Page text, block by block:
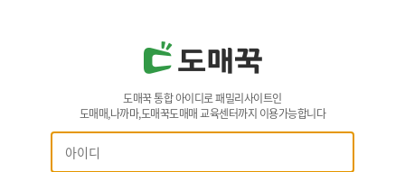
도매꾹 통합 아이디로 패밀리사이트인
도매매,나까마,도매꾹도매매 교육센터까지 이용가능합니다